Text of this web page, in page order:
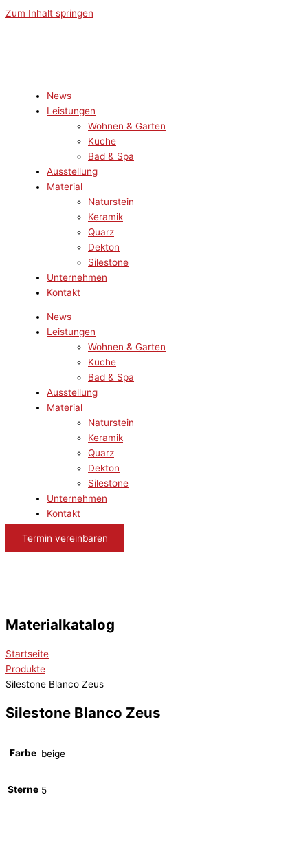
Zum Inhalt springen
News
Leistungen
Wohnen & Garten
Küche
Bad & Spa
Ausstellung
Material
Naturstein
Keramik
Quarz
Dekton
Silestone
Unternehmen
Kontakt
News
Leistungen
Wohnen & Garten
Küche
Bad & Spa
Ausstellung
Material
Naturstein
Keramik
Quarz
Dekton
Silestone
Unternehmen
Kontakt
Termin vereinbaren
Materialkatalog
Startseite
Produkte
Silestone Blanco Zeus
Silestone Blanco Zeus
Farbe beige
Sterne 5